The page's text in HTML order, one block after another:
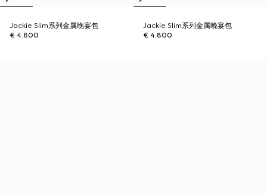
Jackie Slim系列金属晚宴包
€ 4.800
Jackie Slim系列金属晚宴包
€ 4.800